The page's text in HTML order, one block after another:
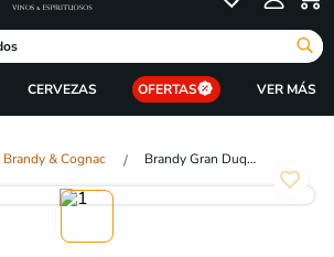
CERVEZAS OFERTAS
Brandy & Cognac Brandy Gran Duque De Alba - 750ml